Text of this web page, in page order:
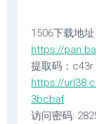
1506下载地址
https://
提取码：c43r
https://
3bcbaf
访问密码: